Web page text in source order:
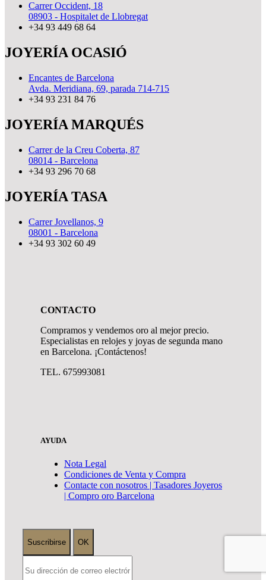
Carrer Occident, 18
08903 - Hospitalet de Llobregat
+34 93 449 68 64
JOYERÍA OCASIÓ
Encantes de Barcelona
Avda. Meridiana, 69, parada 714-715
+34 93 231 84 76
JOYERÍA MARQUÉS
Carrer de la Creu Coberta, 87
08014 - Barcelona
+34 93 296 70 68
JOYERÍA TASA
Carrer Jovellanos, 9
08001 - Barcelona
+34 93 302 60 49
CONTACTO
Compramos y vendemos oro al mejor precio.
Especialistas en relojes y joyas de segunda mano
en Barcelona. ¡Contáctenos!
TEL. 675993081
AYUDA
Nota Legal
Condiciones de Venta y Compra
Contacte con nosotros | Tasadores Joyeros
| Compro oro Barcelona